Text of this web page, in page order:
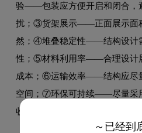
验——包装应方便开启和闭合，
扰；③货架展示——正面展示面
然；④堆叠稳定性——结构设计
性；⑤材料利用率——合理设计
成本；⑥运输效率——结构应尽
空间；⑦环保可持续——尽量采
收分类。
～已经到